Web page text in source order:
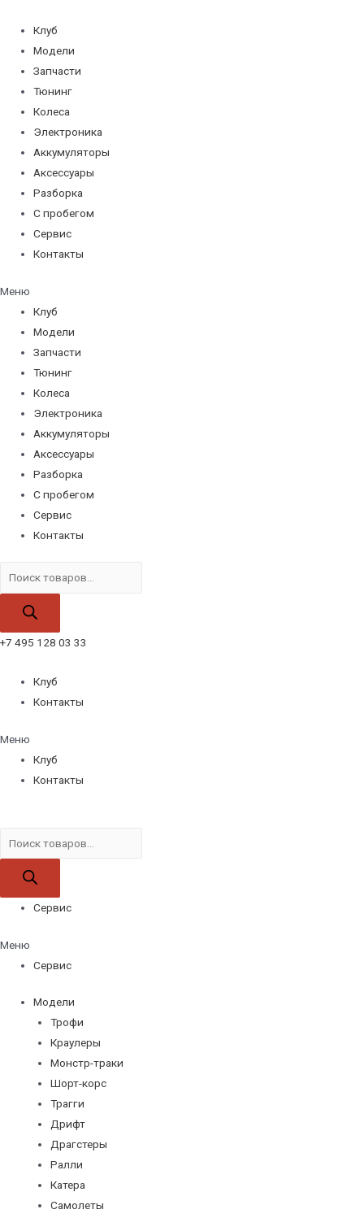
содержимому
Клуб
Модели
Запчасти
Тюнинг
Колеса
Электроника
Аккумуляторы
Аксессуары
Разборка
С пробегом
Сервис
Контакты
Меню
Клуб
Модели
Запчасти
Тюнинг
Колеса
Электроника
Аккумуляторы
Аксессуары
Разборка
С пробегом
Сервис
Контакты
товаров
+7 495 128 03 33
Клуб
Контакты
Меню
Клуб
Контакты
товаров
Сервис
Меню
Сервис
Модели
Трофи
Краулеры
Монстр-траки
Шорт-корс
Трагги
Дрифт
Драгстеры
Ралли
Катера
Самолеты